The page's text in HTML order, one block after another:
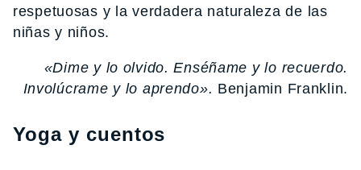
respetuosas y la verdadera naturaleza de las
niñas y niños.
«Dime y lo olvido. Enséñame y lo recuerdo.
Involúcrame y lo aprendo». Benjamin Franklin.
Yoga y cuentos